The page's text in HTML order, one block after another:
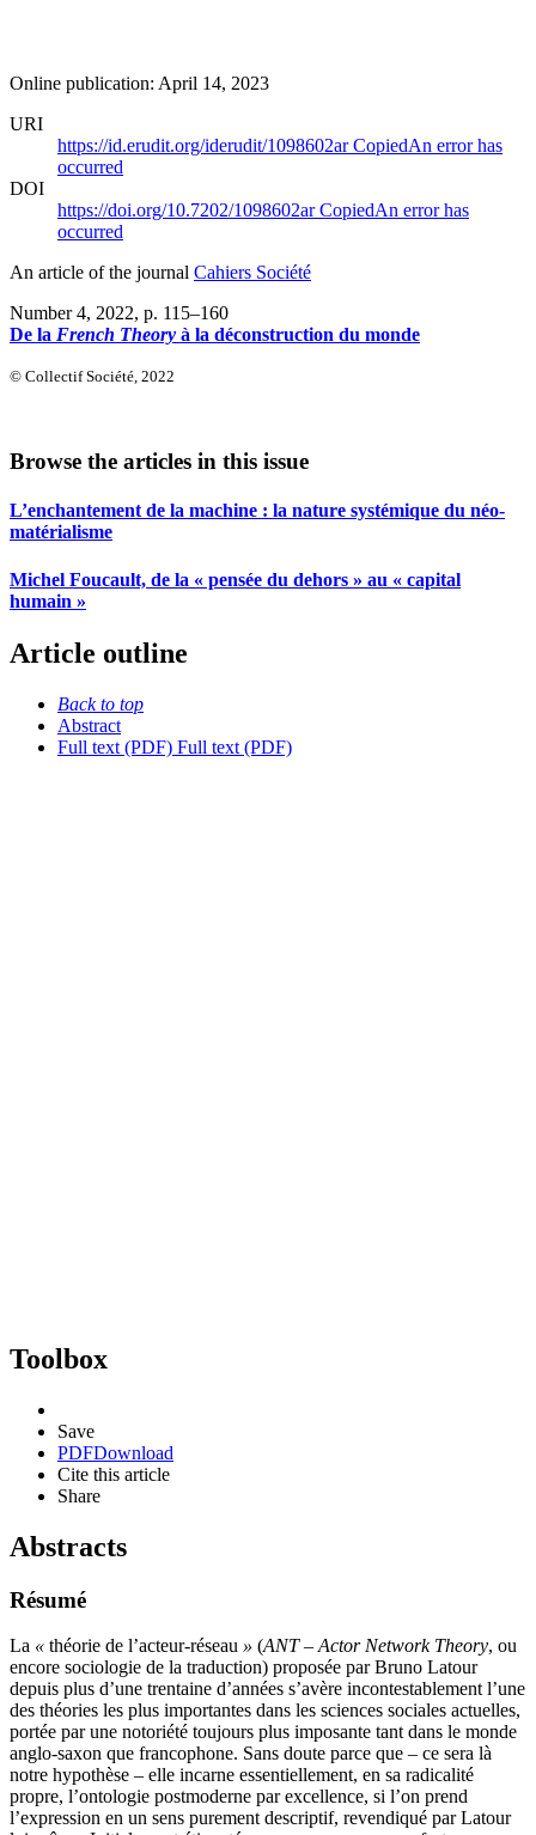
Online publication: April 14, 2023
URI
https://id.erudit.org/iderudit/1098602arCopiedAn error has
occurred
DOI
https://doi.org/10.7202/1098602arCopiedAn error has
occurred
An article of the journal Cahiers Société
Number 4, 2022, p. 115–160
De la French Theory à la déconstruction du monde
© Collectif Société, 2022
Browse the articles in this issue
L’enchantement de la machine : la nature systémique du néo-
matérialisme
Michel Foucault, de la « pensée du dehors » au « capital
humain »
Article outline
Back to top
Abstract
Full text (PDF) Full text (PDF)
Toolbox
Save
PDFDownload
Cite this article
Share
Abstracts
Résumé
La « théorie de l’acteur-réseau » (ANT – Actor Network Theory, ou
encore sociologie de la traduction) proposée par Bruno Latour
depuis plus d’une trentaine d’années s’avère incontestablement l’une
des théories les plus importantes dans les sciences sociales actuelles,
portée par une notoriété toujours plus imposante tant dans le monde
anglo-saxon que francophone. Sans doute parce que – ce sera là
notre hypothèse – elle incarne essentiellement, en sa radicalité
propre, l’ontologie postmoderne par excellence, si l’on prend
l’expression en un sens purement descriptif, revendiqué par Latour